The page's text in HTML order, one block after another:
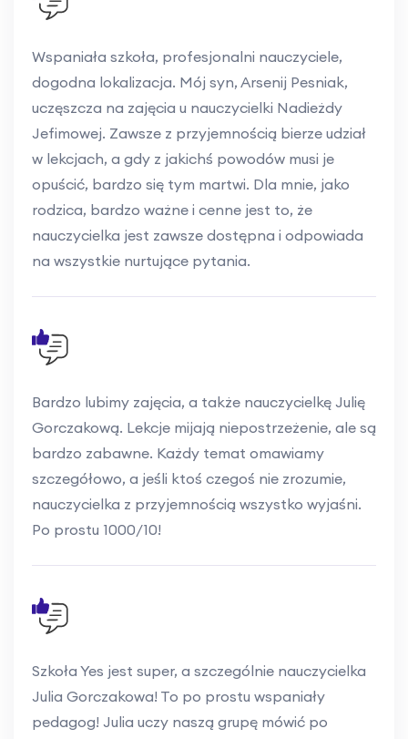
Wspaniała szkoła, profesjonalni nauczyciele,
dogodna lokalizacja. Mój syn, Arsenij Pesniak,
uczęszcza na zajęcia u nauczycielki Nadieżdy
Jefimowej. Zawsze z przyjemnością bierze udział
w lekcjach, a gdy z jakichś powodów musi je
opuścić, bardzo się tym martwi. Dla mnie, jako
rodzica, bardzo ważne i cenne jest to, że
nauczycielka jest zawsze dostępna i odpowiada
na wszystkie nurtujące pytania.
Bardzo lubimy zajęcia, a także nauczycielkę Julię
Gorczakową. Lekcje mijają niepostrzeżenie, ale są
bardzo zabawne. Każdy temat omawiamy
szczegółowo, a jeśli ktoś czegoś nie zrozumie,
nauczycielka z przyjemnością wszystko wyjaśni.
Po prostu 1000/10!
Szkoła Yes jest super, a szczególnie nauczycielka
Julia Gorczakowa! To po prostu wspaniały
pedagog! Julia uczy naszą grupę mówić po